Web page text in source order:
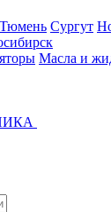
Тюмень Сургут
Масла и